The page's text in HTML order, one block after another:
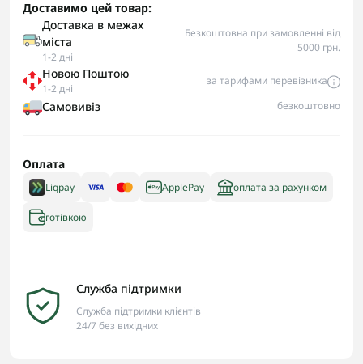
Доставимо цей товар:
Доставка в межах
міста
1-2 дні
Безкоштовна при замовленні від
5000 грн.
Новою Поштою
1-2 дні
за тарифами перевізника
Самовивіз безкоштовно
Оплата
Liqpay ApplePay оплата за рахунком
готівкою
Служба підтримки
Служба підтримки клієнтів
24/7 без вихідних